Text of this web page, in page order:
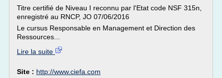
Titre certifié de Niveau I reconnu par l'Etat code NSF 315n,
enregistré au RNCP, JO 07/06/2016
Le cursus Responsable en Management et Direction des
Ressources...
Lire la suite
Site : http://www.ciefa.com